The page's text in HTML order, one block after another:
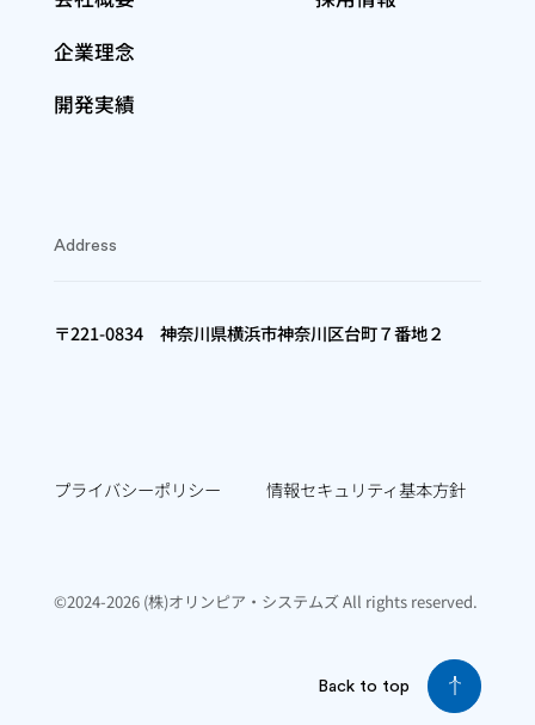
企業理念
開発実績
Address
〒221-0834 神奈川県横浜市神奈川区台町７番地２
プライバシーポリシー 情報セキュリティ基本方針
©2024-2026 (株)オリンピア・システムズ All rights reserved.
Back to top